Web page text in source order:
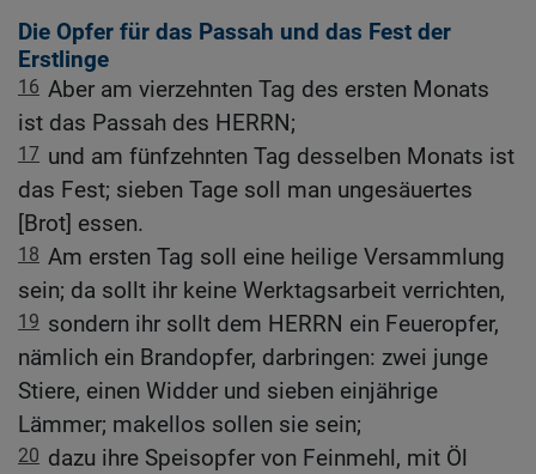
Die Opfer für das Passah und das Fest der
Erstlinge
16 Aber am vierzehnten Tag des ersten Monats
ist das Passah des HERRN;
17 und am fünfzehnten Tag desselben Monats ist
das Fest; sieben Tage soll man ungesäuertes
[Brot] essen.
18 Am ersten Tag soll eine heilige Versammlung
sein; da sollt ihr keine Werktagsarbeit verrichten,
19 sondern ihr sollt dem HERRN ein Feueropfer,
nämlich ein Brandopfer, darbringen: zwei junge
Stiere, einen Widder und sieben einjährige
Lämmer; makellos sollen sie sein;
20 dazu ihre Speisopfer von Feinmehl, mit Öl